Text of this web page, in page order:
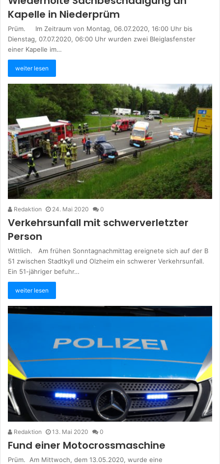
Kapelle in Niederprüm
Prüm. Im Zeitraum von Montag, 06.07.2020, 16:00 Uhr bis
Dienstag, 07.07.2020, 06:00 Uhr wurden zwei Bleiglasfenster
einer Kapelle im…
weiter lesen
Redaktion 24. Mai 2020 0
Verkehrsunfall mit schwerverletzter
Person
Wittlich. Am frühen Sonntagnachmittag ereignete sich auf der B
51 zwischen Stadtkyll und Olzheim ein schwerer Verkehrsunfall.
Ein 51-jähriger befuhr…
weiter lesen
Redaktion 13. Mai 2020 0
Fund einer Motocrossmaschine
Prüm. Am Mittwoch, dem 13.05.2020, wurde eine